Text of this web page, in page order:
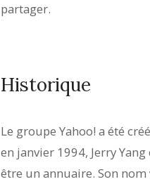
partager.
Historique
Le groupe Yahoo! a été
en janvier 1994, Jerry
être un annuaire. Son nom